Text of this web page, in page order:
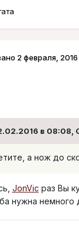
2 февраля, 2016
в 08:08,
а нож до
JonVic раз Вы
нужна немного